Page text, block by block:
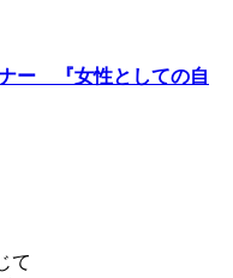
ナー 『女性としての自
て